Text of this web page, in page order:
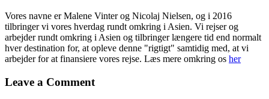
Vores navne er Malene Vinter og Nicolaj Nielsen, og i 2016
tilbringer vi vores hverdag rundt omkring i Asien. Vi rejser og
arbejder rundt omkring i Asien og tilbringer længere tid end normalt
hver destination for, at opleve denne "rigtigt" samtidig med, at vi
arbejder for at finansiere vores rejse. Læs mere omkring os her
Leave a Comment